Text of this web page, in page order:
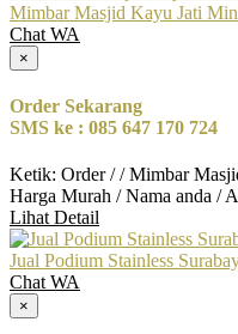
Mimbar Masjid Kayu Jati
Chat WA
×
Order Sekarang
SMS ke : 085 647 170 724
Ketik: Order / / Mimbar
Harga Murah / Nama anda /
Lihat Detail
Jual Podium Stainless
Chat WA
×